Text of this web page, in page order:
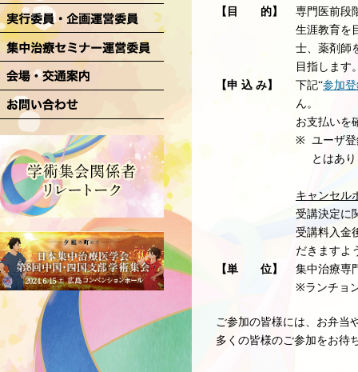
【目 的】
専門医前段
生涯教育を
士、薬剤師
目指します
【申 込 み】
下記“参加
ん。
お支払いを
※ ユーザ
とはあ
キャンセル
受講決定に
受講料⼊⾦
だきますよ
【単 位】
集中治療専
※ランチョ
ご参加の皆様には、お弁当
多くの皆様のご参加をお待